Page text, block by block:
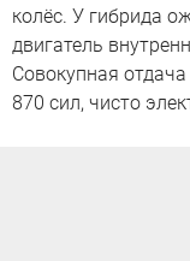
колёс. У гибрида
двигатель
Совокупная
870 сил, чисто